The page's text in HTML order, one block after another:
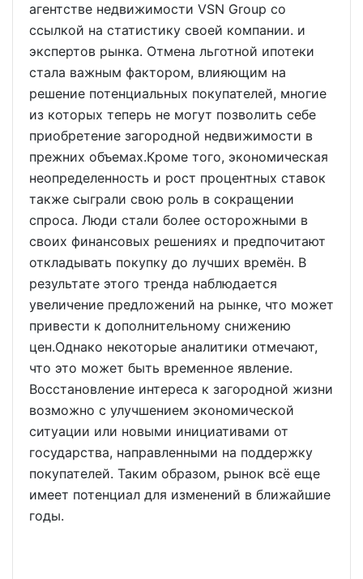
агентстве недвижимости VSN Group со
ссылкой на статистику своей компании. и
экспертов рынка. Отмена льготной ипотеки
стала важным фактором, влияющим на
решение потенциальных покупателей, многие
из которых теперь не могут позволить себе
приобретение загородной недвижимости в
прежних объемах.Кроме того, экономическая
неопределенность и рост процентных ставок
также сыграли свою роль в сокращении
спроса. Люди стали более осторожными в
своих финансовых решениях и предпочитают
откладывать покупку до лучших времён. В
результате этого тренда наблюдается
увеличение предложений на рынке, что может
привести к дополнительному снижению
цен.Однако некоторые аналитики отмечают,
что это может быть временное явление.
Восстановление интереса к загородной жизни
возможно с улучшением экономической
ситуации или новыми инициативами от
государства, направленными на поддержку
покупателей. Таким образом, рынок всё еще
имеет потенциал для изменений в ближайшие
годы.